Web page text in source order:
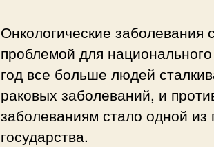
Онкологические заболевания
проблемой для
год все больше людей
раковых заболеваний, и
заболеваниям стало одной из
государства.